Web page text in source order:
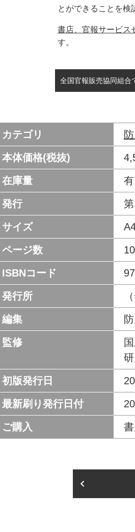
とができることを検
書店、官報サービス
す。
全国官報販売協同組合
カテゴリ
本体価格(税抜)
在庫量 有
発行
サイズ
ページ数
ISBNコード
発行所
編集
監修
初版発行日
最新刷り発行日付
ご購入